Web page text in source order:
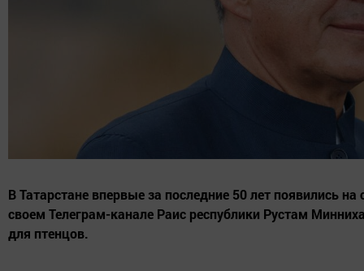
В Татарстане впервые за последние 50 лет появились
своем Телеграм-канале Раис республики Рустам
для птенцов.